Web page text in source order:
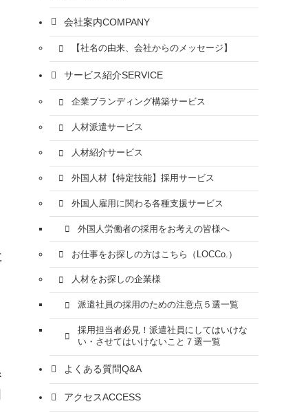
会社案内COMPANY
【社名の由来、会社からのメッセージ】
サービス紹介SERVICE
企業ブランディング構築サービス
人材派遣サービス
人材紹介サービス
外国人材【特定技能】採用サービス
外国人雇用に関わる各種支援サービス
外国人労働者の採用をお考えの皆様へ
お仕事をお探しの方はこちら（LOCCo.）
人材をお探しの企業様
派遣社員の採用のための注意点５選一覧
採用担当者必見！派遣社員にしてはいけな
い・させてはいけないこと７選一覧
よくある質問Q&A
アクセスACCESS